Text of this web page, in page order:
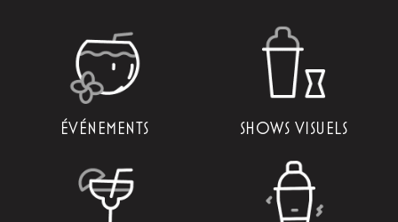
ÉVÉNEMENTS SHOWS VISUELS